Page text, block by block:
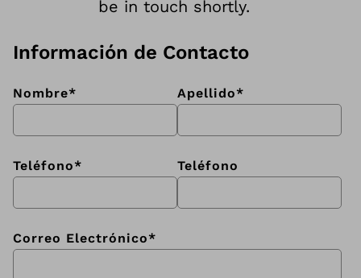
be in touch shortly.
Información de Contacto
Nombre* Apellido*
Teléfono* Teléfono
Correo Electrónico*